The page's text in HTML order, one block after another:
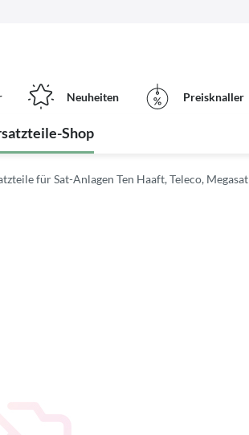
Neuheiten Preisknaller
Shop
für Sat-Anlagen Ten Haaft, Teleco, Megasat